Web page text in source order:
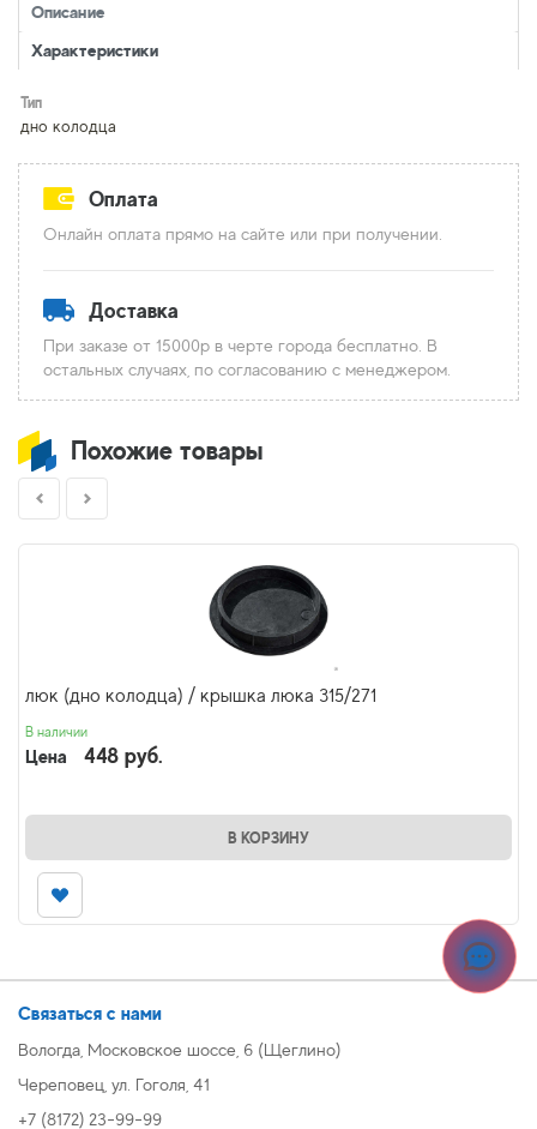
Описание
Характеристики
Тип
дно колодца
Оплата
Онлайн оплата прямо на сайте или при получении.
Доставка
При заказе от 15000р в черте города бесплатно. В
остальных случаях, по согласованию с менеджером.
Похожие товары
люк (дно колодца) / крышка люка 315/271
В наличии
Цена 448 руб.
В КОРЗИНУ
Связаться с нами
Вологда, Московское шоссе, 6 (Щеглино)
Череповец, ул. Гоголя, 41
+7 (8172) 23-99-99